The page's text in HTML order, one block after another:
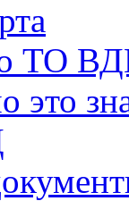
ТО
это